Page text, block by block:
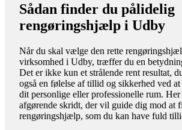
Sådan finder du pålidelig
rengøringshjælp i Udby
Når du skal vælge den rette
virksomhed i Udby, træffer du en
Det er ikke kun et strålende rent resultat,
også en følelse af tillid og sikkerhed ved
dit personlige eller professionelle rum.
afgørende skridt, der vil guide dig mod at
rengøringshjælp, som du kan have fuld